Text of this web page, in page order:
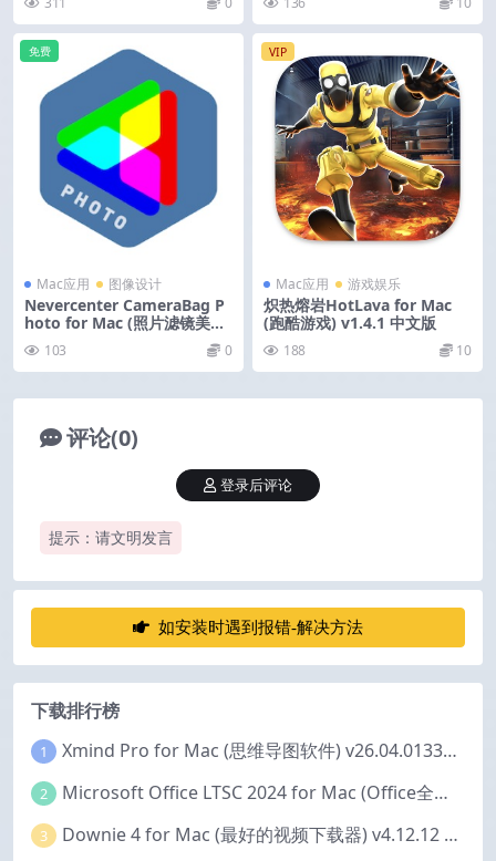
Mac应用 图像设计
Nevercenter CameraBag P
hoto for Mac (照片滤镜美化
免费
103 0
VIP
Mac应用 游戏娱乐
炽热熔岩HotLava for Mac
(跑酷游戏) v1.4.1 中文版
188 10
评论(0)
提示：请文明发言
登录后评论
如安装时遇到报错-解决方法
下载排行榜
1 Xmind Pro for Mac (思维导图软件) v26.04.01337 永久激活版
2 Microsoft Office LTSC 2024 for Mac (Office全家桶) v16.111.2 中文激活版
3 Downie 4 for Mac (最好的视频下载器) v4.12.12 激活版